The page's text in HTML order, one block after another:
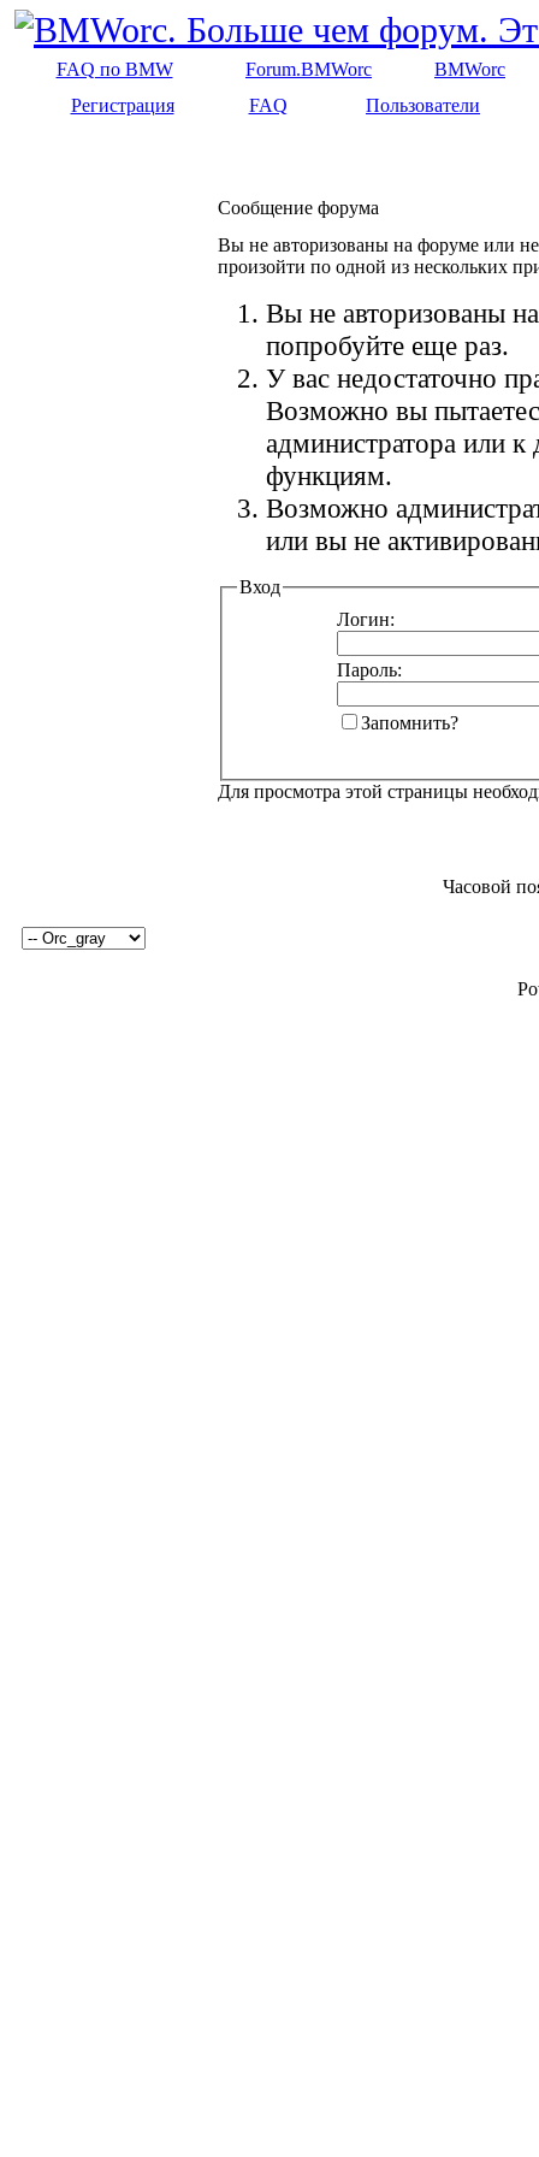
FAQ по BMW Forum.BMWorc
BMWorc
Регистрация
FAQ Пользователи
Сообщение форума
Вы не авторизованы на форуме или
произойти по одной из нескольких
Вы не авторизованы
попробуйте еще раз.
У вас недостаточно
Возможно вы
администратора или
функциям.
Возможно
или вы не
Вход
Логин:
Пароль:
Запомнить?
Для просмотра этой страницы
Часовой